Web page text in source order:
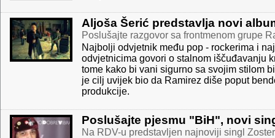
Aljoša Šerić predstavlja novi
Poslušajte razgovor sa frontmenom grupe
Najbolji odvjetnik među pop - rockerima i
odvjetnicima govori o stalnom iščuđavanju
tome kako bi vani sigurno sa svojim stilom
je cilj uvijek bio da Ramirez diše poput
produkcije.
Poslušajte pjesmu "BiH", novi
Na RDV-u predstavljen najnoviji singl